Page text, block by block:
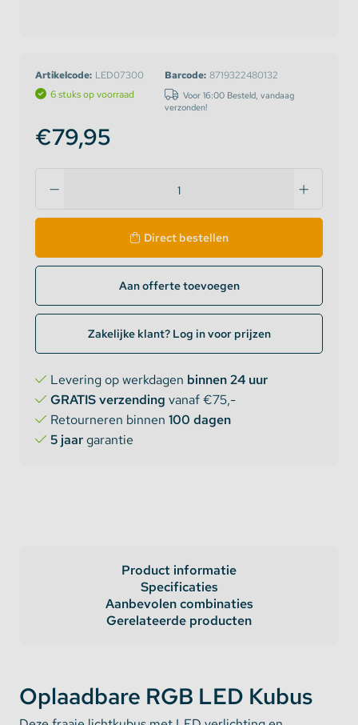
Artikelcode: LED07300 Barcode: 8719322480132
6 stuks op voorraad
Voor 16:00 Besteld, vandaag
verzonden!
€79,95
Direct bestellen
Aan offerte toevoegen
Zakelijke klant? Log in voor prijzen
Levering op werkdagen binnen 24 uur
GRATIS verzending vanaf €75,-
Retourneren binnen 100 dagen
5 jaargarantie
Product informatie
Specificaties
Aanbevolen combinaties
Gerelateerde producten
Oplaadbare RGB LED Kubus